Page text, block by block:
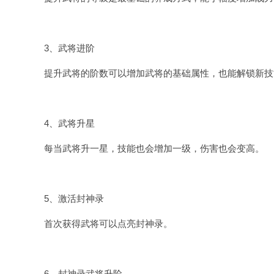
3、武将进阶
提升武将的阶数可以增加武将的基础属性，也能解锁新
4、武将升星
每当武将升一星，技能也会增加一级，伤害也会变高。
5、激活封神录
首次获得武将可以点亮封神录。